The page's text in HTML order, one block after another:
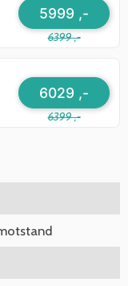
6399 ,-
5999 ,-
6399 ,-
6029 ,-